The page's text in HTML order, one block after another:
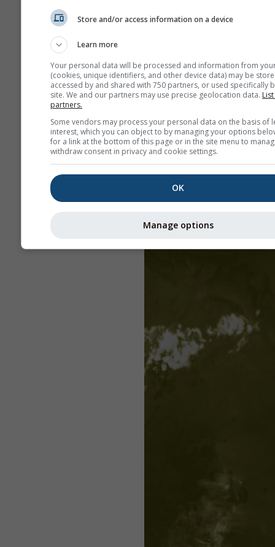
Store and/or access information on a device
Learn more
Your personal data will be processed and information from
(cookies, unique identifiers, and other device data) may be
accessed by and shared with 750 partners, or used specifically
site. We and our partners may use precise geolocation data.
partners.
Some vendors may process your personal data on the basis of
interest, which you can object to by managing your options
for a link at the bottom of this page or in the site menu to
withdraw consent in privacy and cookie settings.
OK
Manage options